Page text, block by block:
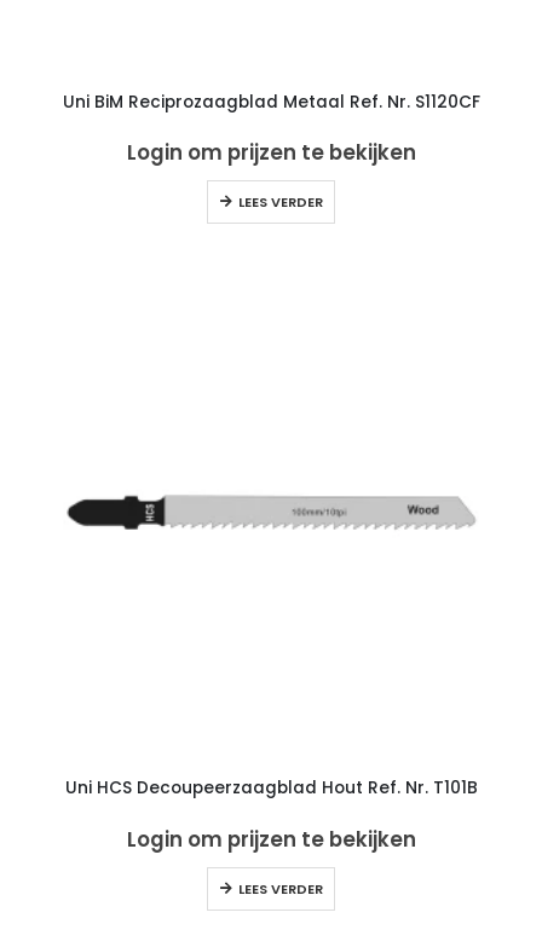
Uni BiM Reciprozaagblad Metaal Ref. Nr. S1120CF
Login om prijzen te bekijken
LEES VERDER
Uni HCS Decoupeerzaagblad Hout Ref. Nr. T101B
Login om prijzen te bekijken
LEES VERDER